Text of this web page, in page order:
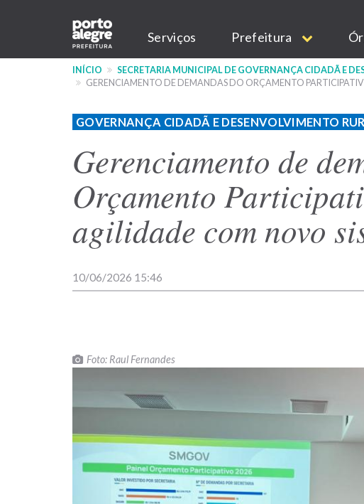
conteúdo
Main
navigation
Serviços Prefeitura
INÍCIO
SECRETARIA MUNICIPAL DE GOVERNANÇA CIDADÃ E
GERENCIAMENTO DE DEMANDAS DO ORÇAMENTO
GOVERNANÇA CIDADÃ E DESENVOLVIMENTO
Gerenciamento de
Orçamento
agilidade com novo
10/06/2026 15:46
Foto: Raul Fernandes